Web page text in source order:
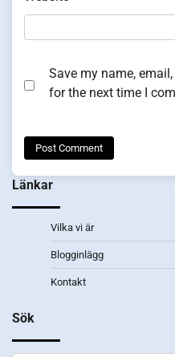
Save my name,
for the next time I
Länkar
Vilka vi är
Blogginlägg
Kontakt
Sök